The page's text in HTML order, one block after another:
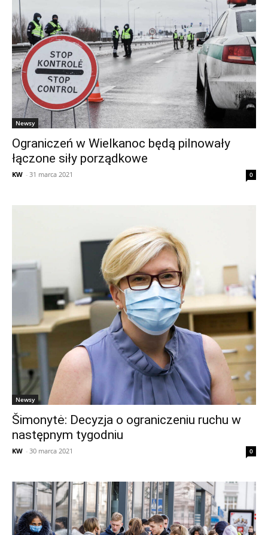
Newsy
Ograniczeń w Wielkanoc będą pilnowały
łączone siły porządkowe
KW - 31 marca 2021 0
Newsy
Šimonytė: Decyzja o ograniczeniu ruchu w
następnym tygodniu
KW - 30 marca 2021 0